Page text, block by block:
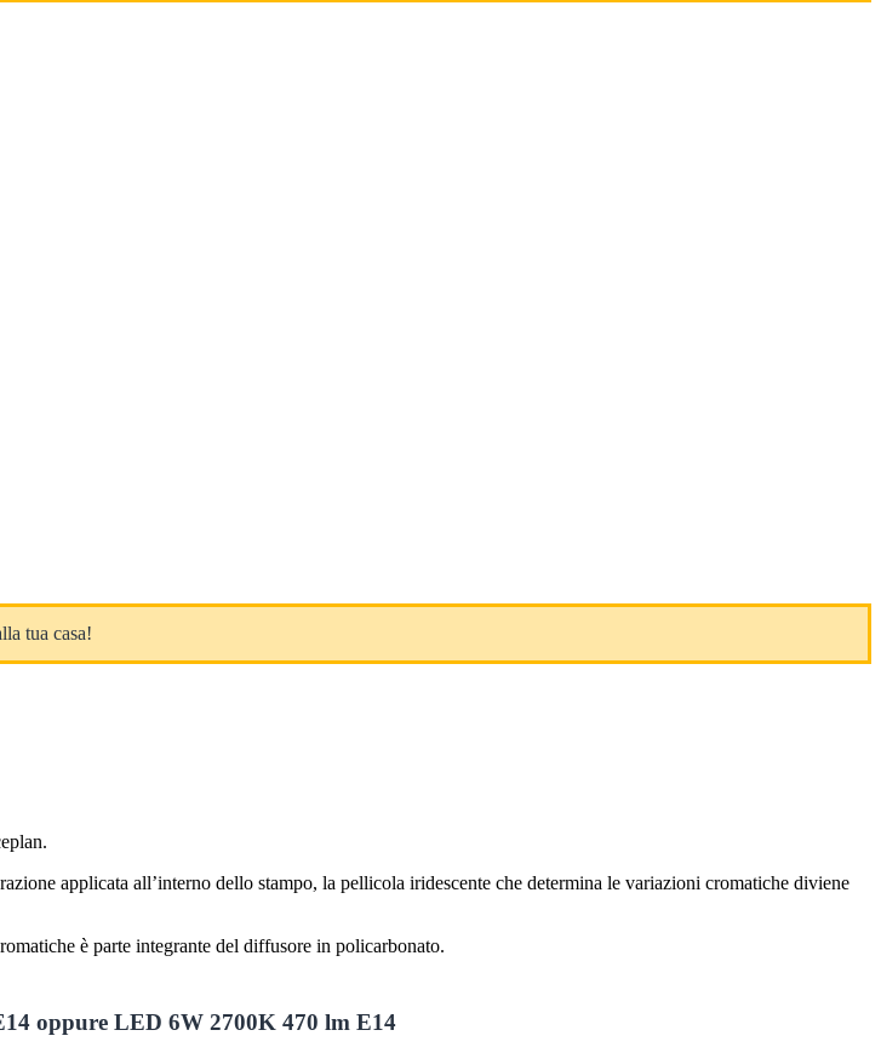
tua casa!
applicata all’interno dello stampo, la pellicola iridescente che determina le variazioni cromatiche diviene
è parte integrante del diffusore in policarbonato.
oppure LED 6W 2700K 470 lm E14